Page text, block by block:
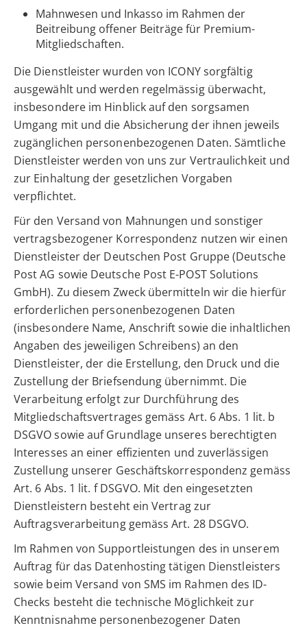
Mahnwesen und Inkasso im Rahmen der
Beitreibung offener Beiträge für Premium-
Mitgliedschaften.
Die Dienstleister wurden von ICONY sorgfältig
ausgewählt und werden regelmässig überwacht,
insbesondere im Hinblick auf den sorgsamen
Umgang mit und die Absicherung der ihnen jeweils
zugänglichen personenbezogenen Daten. Sämtliche
Dienstleister werden von uns zur Vertraulichkeit und
zur Einhaltung der gesetzlichen Vorgaben
verpflichtet.
Für den Versand von Mahnungen und sonstiger
vertragsbezogener Korrespondenz nutzen wir einen
Dienstleister der Deutschen Post Gruppe (Deutsche
Post AG sowie Deutsche Post E-POST Solutions
GmbH). Zu diesem Zweck übermitteln wir die hierfür
erforderlichen personenbezogenen Daten
(insbesondere Name, Anschrift sowie die inhaltlichen
Angaben des jeweiligen Schreibens) an den
Dienstleister, der die Erstellung, den Druck und die
Zustellung der Briefsendung übernimmt. Die
Verarbeitung erfolgt zur Durchführung des
Mitgliedschaftsvertrages gemäss Art. 6 Abs. 1 lit. b
DSGVO sowie auf Grundlage unseres berechtigten
Interesses an einer effizienten und zuverlässigen
Zustellung unserer Geschäftskorrespondenz gemäss
Art. 6 Abs. 1 lit. f DSGVO. Mit den eingesetzten
Dienstleistern besteht ein Vertrag zur
Auftragsverarbeitung gemäss Art. 28 DSGVO.
Im Rahmen von Supportleistungen des in unserem
Auftrag für das Datenhosting tätigen Dienstleisters
sowie beim Versand von SMS im Rahmen des ID-
Checks besteht die technische Möglichkeit zur
Kenntnisnahme personenbezogener Daten